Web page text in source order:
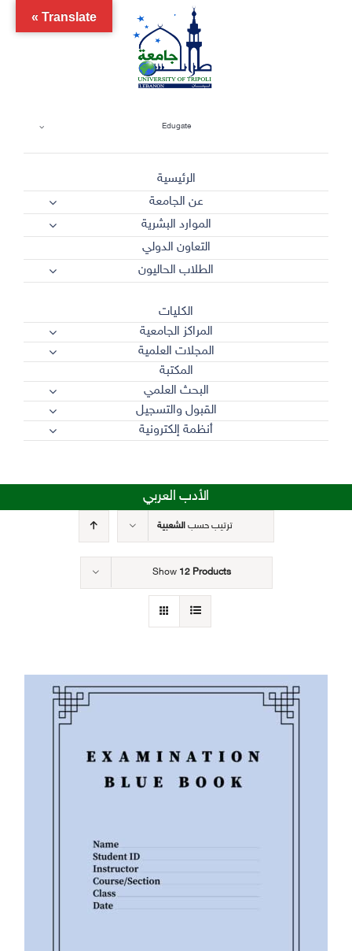
Edugate
الرئيسية
عن الجامعة
الموارد البشرية
التعاون الدولي
الطلاب الحاليون
الكليات
المراكز الجامعية
المجلات العلمية
المكتبة
البحث العلمي
القبول والتسجيل
أنظمة إلكترونية
الأدب العربي
ترتيب حسبالشعبية
Show 12 Products
Translate »